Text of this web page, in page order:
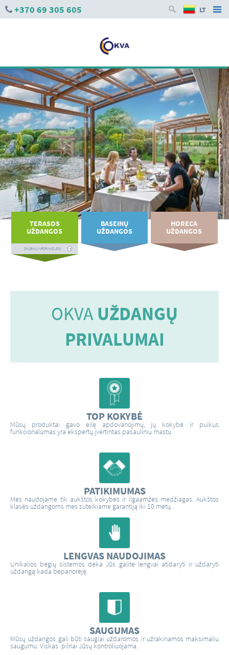
+370 69 305 605 LT
TERASOS
UŽDANGOS
DAUGIAU INFORMACIJOS
BASEINŲ
UŽDANGOS
DAUGIAU INFORMACIJOS
HORECA
UŽDANGOS
DAUGIAU INFORMACIJOS
OKVA UŽDANGŲ
PRIVALUMAI
TOP KOKYBĖ
Mūsų produktai gavo eilę apdovanojimų, jų kokybė ir puikus
funkcionalumas yra ekspertų įvertintas pasauliniu mastu.
PATIKIMUMAS
Mes naudojame tik aukštos kokybės ir ilgaamžes medžiagas. Aukštos
klasės uždangoms mes suteikiame garantiją iki 10 metų .
LENGVAS NAUDOJIMAS
Unikalios bėgių sistemos dėka Jūs galite lengvai atidaryti ir uždaryti
uždangą kada bepanorėję.
SAUGUMAS
Mūsų uždangos gali būti saugiai uždaromos ir užrakinamos maksimaliu
saugumu. Viskas pilnai Jūsų kontroliuojama.